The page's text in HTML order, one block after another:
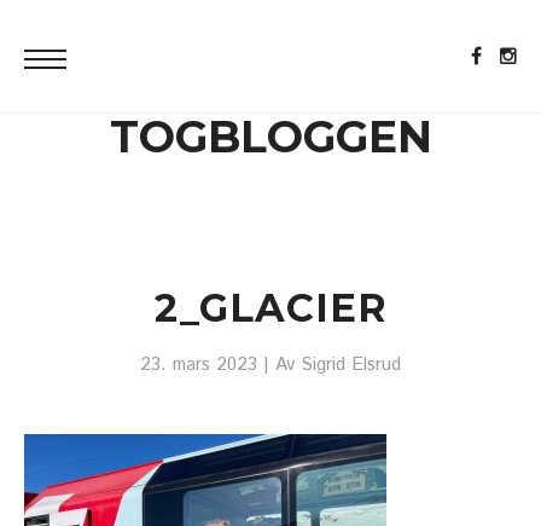
TOGBLOGGEN
2_GLACIER
23. mars 2023 | Av Sigrid Elsrud